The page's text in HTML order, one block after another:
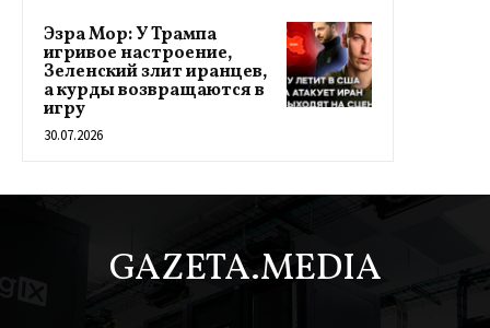
Эзра Мор: У Трампа
игривое настроение,
Зеленский злит иранцев,
а курды возвращаются в
игру
30.07.2026
GAZETA.MEDIA